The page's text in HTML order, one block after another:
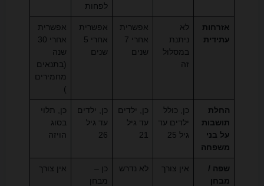
לפחות
אזרחות
עתידית
לא
ניתנת
במסלול
זה
אפשרית
אחרי 7
שנים
אפשרית
אחרי 5
שנים
אפשרית
אחרי 30
שנה
(בתנאים
מחמירים
החלת
תושבות
על בני
משפחה
כן, כולל
ילדים עד
גיל 25
כן, ילדים
עד גיל
21
כן, ילדים
עד גיל
26
כן, תלוי
בסוג
הויזה
שפה /
מבחן
אין צורך לא נדרש
כן –
מבחן
אין צורך